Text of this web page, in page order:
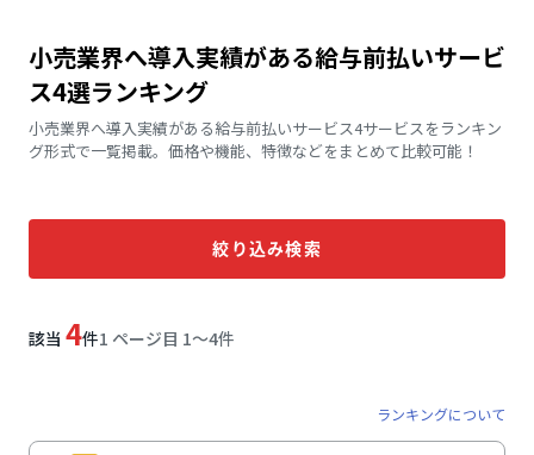
小売業界へ導入実績がある給与前払いサービ
ス4選ランキング
小売業界へ導入実績がある給与前払いサービス4サービスをランキン
グ形式で一覧掲載。価格や機能、特徴などをまとめて比較可能！
絞り込み検索
該当 4件1 ページ目 1〜4件
ランキングについて